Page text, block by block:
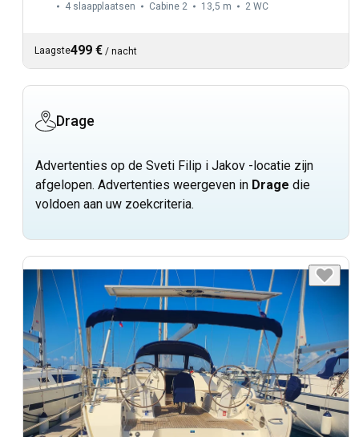
4 slaapplaatsen Cabine 2 13,5 m 2 WC
Laagste499 € / nacht
Drage
Advertenties op de Sveti Filip i Jakov -locatie zijn
afgelopen. Advertenties weergeven in Drage die
voldoen aan uw zoekcriteria.